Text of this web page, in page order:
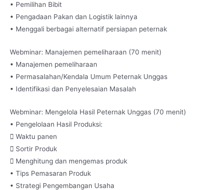
• Pemilihan Bibit
• Pengadaan Pakan dan Logistik lainnya
• Menggali berbagai alternatif persiapan peternak
Webminar: Manajemen pemeliharaan (70 menit)
• Manajemen pemeliharaan
• Permasalahan/Kendala Umum Peternak Unggas
• Identifikasi dan Penyelesaian Masalah
Webminar: Mengelola Hasil Peternak Unggas (70 menit)
• Pengelolaan Hasil Produksi:
 Waktu panen
 Sortir Produk
 Menghitung dan mengemas produk
• Tips Pemasaran Produk
• Strategi Pengembangan Usaha